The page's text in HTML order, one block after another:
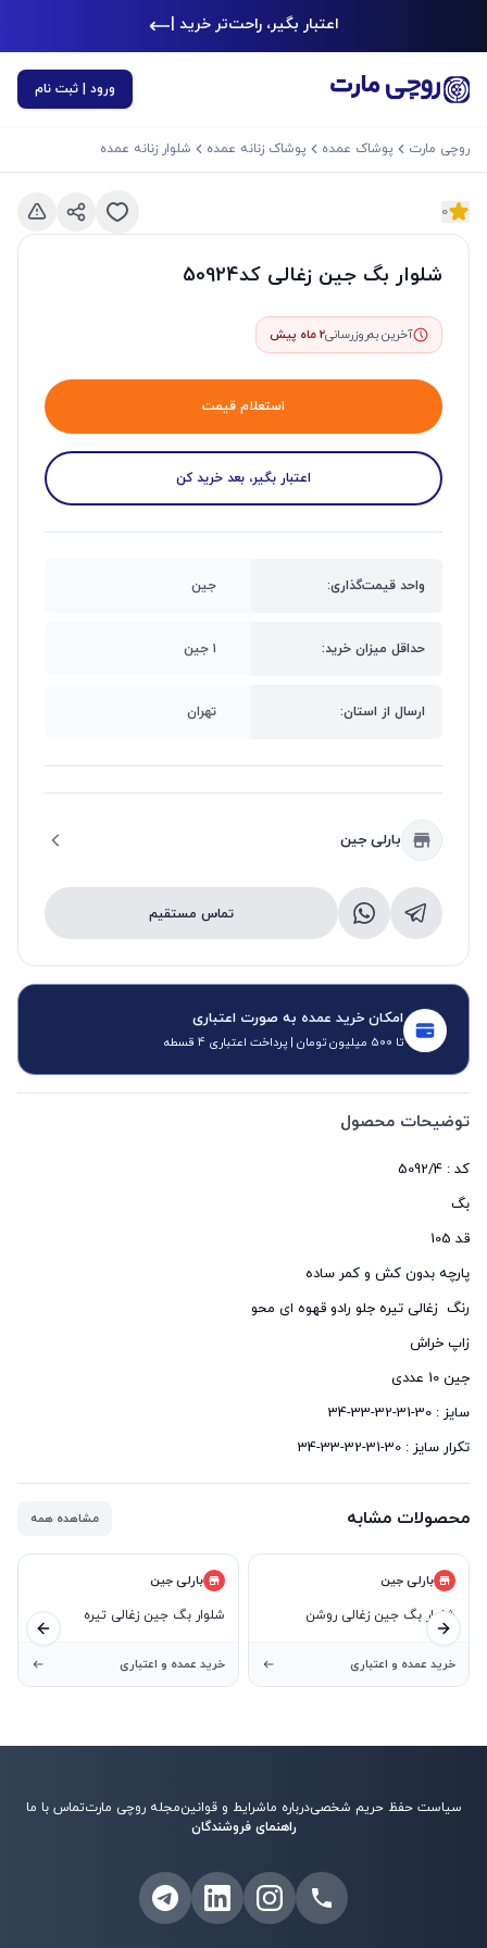
اعتبار بگیر، راحت‌تر خرید کن|
ورود | ثبت نام
روچی مارت پوشاک عمده پوشاک زنانه عمده شلوار زنانه عمده
0
بعدی
شلوار بگ جین زغالی کد50924
آخرین به‌روزرسانی2 ماه پیش
استعلام قیمت
اعتبار بگیر، بعد خرید کن
واحد قیمت‌گذاری: جین
حداقل میزان خرید: ۱ جین
ارسال از استان: تهران
بارلی جین
تماس مستقیم
امکان خرید عمده به صورت اعتباری
تا 500 میلیون تومان | پرداخت اعتباری 4 قسطه
توضیحات محصول
تکرار سایز : 30-31-32-33-34
محصولات مشابه مشاهده همه
بارلی جین
شلوار بگ جین زغالی تیره
خرید عمده و اعتباری
بارلی جین
شلوار بگ جین زغالی روشن
کد50923
خرید عمده و اعتباری
اسلاید قبلی بعدی
سیاست حفظ حریم شخصیدرباره ماشرایط و قوانینمجله روچی مارتتماس با ما
راهنمای فروشندگان